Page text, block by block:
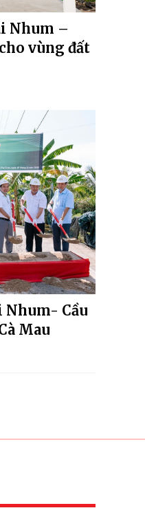
Nhum –
vùng đất
Nhum- Cầu
Mau